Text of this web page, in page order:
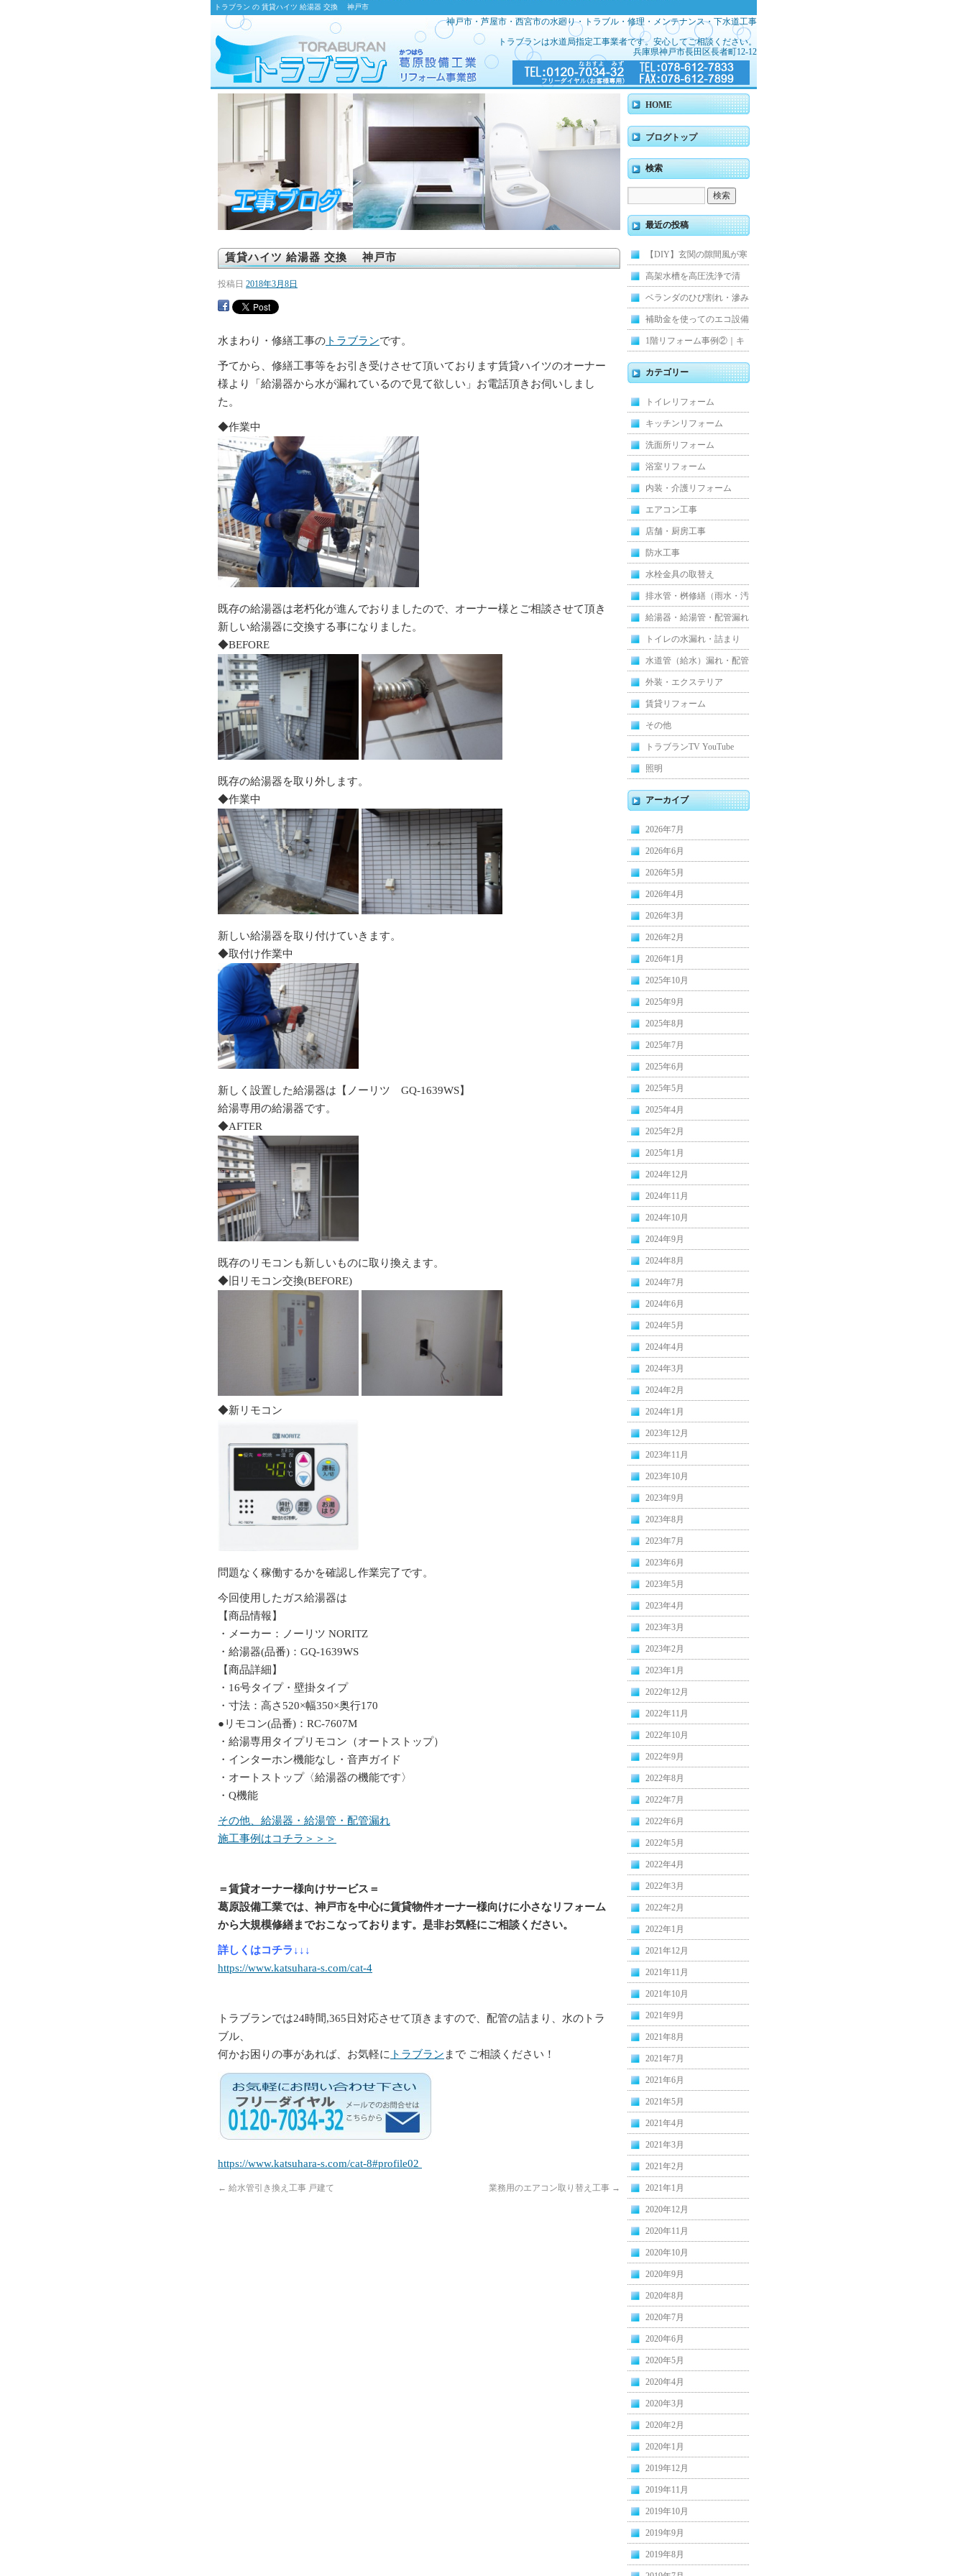
トラブラン の 賃貸ハイツ 給湯器 交換 神戸市
神戸市・芦屋市・西宮市の水廻り・トラブル・修理・メンテナンス・下水道工事
トラブランは水道局指定工事業者です。安心してご相談ください。
兵庫県神戸市長田区長者町12-12
賃貸ハイツ 給湯器 交換 神戸市
投稿日 2018年3月8日
水まわり・修繕工事の トラブランです。
予てから、修繕工事等をお引き受けさせて頂いております賃貸ハイツのオーナー
様より「給湯器から水が漏れているので見て欲しい」お電話頂きお伺いしまし
た。
◆作業中
既存の給湯器は老朽化が進んでおりましたので、オーナー様とご相談させて頂き
新しい給湯器に交換する事になりました。
◆BEFORE
既存の給湯器を取り外します。
◆作業中
新しい給湯器を取り付けていきます。
◆取付け作業中
新しく設置した給湯器は【ノーリツ GQ-1639WS】
給湯専用の給湯器です。
◆AFTER
既存のリモコンも新しいものに取り換えます。
◆旧リモコン交換(BEFORE)
◆新リモコン
問題なく稼働するかを確認し作業完了です。
今回使用したガス給湯器は
【商品情報】
・メーカー：ノーリツ NORITZ
・給湯器(品番)：GQ-1639WS
【商品詳細】
・16号タイプ・壁掛タイプ
・寸法：高さ520×幅350×奥行170
●リモコン(品番)：RC-7607M
・給湯専用タイプリモコン（オートストップ）
・インターホン機能なし・音声ガイド
・オートストップ〈給湯器の機能です〉
・Q機能
その他、給湯器・給湯管・配管漏れ
施工事例はコチラ＞＞＞
＝賃貸オーナー様向けサービス＝
葛原設備工業では、神戸市を中心に賃貸物件オーナー様向けに小さなリフォーム
から大規模修繕までおこなっております。是非お気軽にご相談ください。
詳しくはコチラ↓↓↓
https://www.katsuhara-s.com/cat-4
トラブランでは24時間,365日対応させて頂きますので、配管の詰まり、水のトラ
ブル、
何かお困りの事があれば、お気軽に トラブラン まで ご相談ください！
https://www.katsuhara-s.com/cat-8#profile02
← 給水管引き換え工事 戸建て 業務用のエアコン取り替え工事 →
HOME
ブログトップ
検索
最近の投稿
【DIY】玄関の隙間風が寒
くて断熱ドアに交換しまし
た
高架水槽を高圧洗浄で清
掃！衛生的な給水環境を維
持｜施工事例
ベランダのひび割れ・滲み
を解消！賃貸マンション防
水工事
補助金を使ってのエコ設備
住宅リフォーム
1階リフォーム事例②｜キ
ッチン・床・収納を一新
し、扉新設で動線を整えた
全面改修
カテゴリー
トイレリフォーム
キッチンリフォーム
洗面所リフォーム
浴室リフォーム
内装・介護リフォーム
エアコン工事
店舗・厨房工事
防水工事
水栓金具の取替え
排水管・桝修繕（雨水・汚
水）
給湯器・給湯管・配管漏れ
トイレの水漏れ・詰まり
水道管（給水）漏れ・配管
外装・エクステリア
賃貸リフォーム
その他
トラブランTV YouTube
照明
アーカイブ
2026年7月
2026年6月
2026年5月
2026年4月
2026年3月
2026年2月
2026年1月
2025年10月
2025年9月
2025年8月
2025年7月
2025年6月
2025年5月
2025年4月
2025年2月
2025年1月
2024年12月
2024年11月
2024年10月
2024年9月
2024年8月
2024年7月
2024年6月
2024年5月
2024年4月
2024年3月
2024年2月
2024年1月
2023年12月
2023年11月
2023年10月
2023年9月
2023年8月
2023年7月
2023年6月
2023年5月
2023年4月
2023年3月
2023年2月
2023年1月
2022年12月
2022年11月
2022年10月
2022年9月
2022年8月
2022年7月
2022年6月
2022年5月
2022年4月
2022年3月
2022年2月
2022年1月
2021年12月
2021年11月
2021年10月
2021年9月
2021年8月
2021年7月
2021年6月
2021年5月
2021年4月
2021年3月
2021年2月
2021年1月
2020年12月
2020年11月
2020年10月
2020年9月
2020年8月
2020年7月
2020年6月
2020年5月
2020年4月
2020年3月
2020年2月
2020年1月
2019年12月
2019年11月
2019年10月
2019年9月
2019年8月